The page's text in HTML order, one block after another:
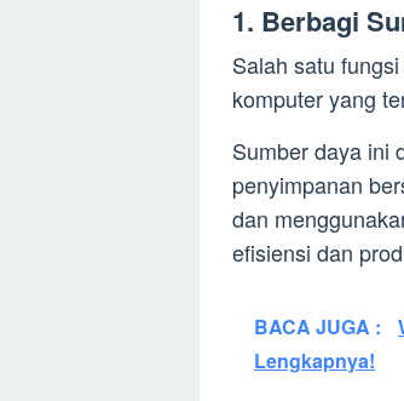
1. Berbagi
Salah satu
komputer yang
Sumber daya ini
penyimpanan
dan
efisiensi dan
BACA JUGA :
Lengkapnya!